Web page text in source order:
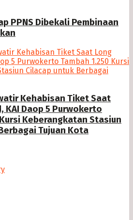
PPNS Dibekali Pembinaan
Kehabisan Tiket Saat
KAI Daop 5 Purwokerto
Keberangkatan Stasiun
Tujuan Kota